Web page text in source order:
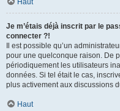
Haut
Je m’étais déjà inscrit par le
connecter ?!
Il est possible qu’un
pour une quelconque raison. De
périodiquement les utilisateurs
données. Si tel était le cas,
plus activement aux discussions
Haut